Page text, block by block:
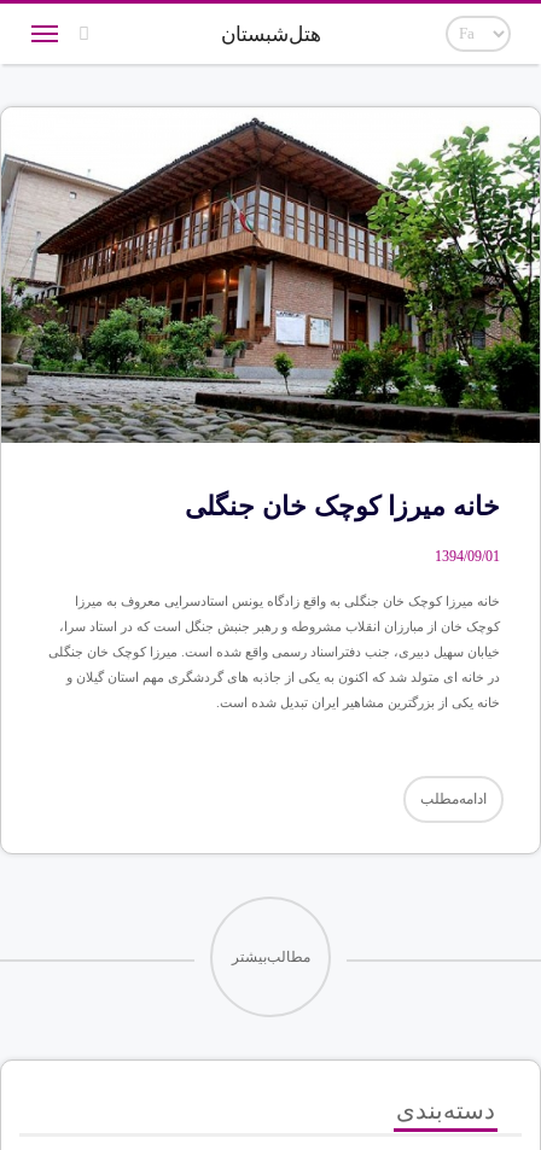
هتل‌شبستان
خانه میرزا کوچک خان جنگلی
1394/09/01
خانه میرزا کوچک خان جنگلی به واقع زادگاه یونس استادسرایی معروف به میرزا
کوچک خان از مبارزان انقلاب مشروطه و رهبر جنبش جنگل است که در استاد سرا،
خیابان سهیل دبیری، جنب دفتراسناد رسمی واقع شده است. میرزا کوچک خان جنگلی
در خانه ای متولد شد که اکنون به یکی از جاذبه های گردشگری مهم استان گیلان و
خانه یکی از بزرگترین مشاهیر ایران تبدیل شده است.
ادامه‌مطلب
مطالب‌بیشتر
دسته‌بندی